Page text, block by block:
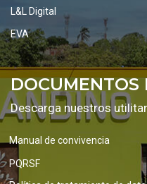
L&L Digital
EVA
DOCUMENTOS
Descarga nuestros
Manual de convivencia
PQRSF